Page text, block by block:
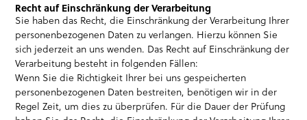
Recht auf Einschränkung der Verarbeitung
Sie haben das Recht, die Einschränkung der Verarbeitung Ihrer
personenbezogenen Daten zu verlangen. Hierzu können Sie
sich jederzeit an uns wenden. Das Recht auf Einschränkung der
Verarbeitung besteht in folgenden Fällen:
Wenn Sie die Richtigkeit Ihrer bei uns gespeicherten
personenbezogenen Daten bestreiten, benötigen wir in der
Regel Zeit, um dies zu überprüfen. Für die Dauer der Prüfung